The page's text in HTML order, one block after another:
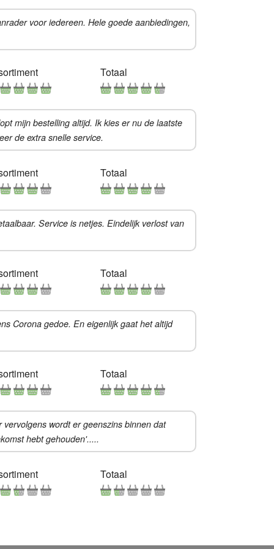
voor iedereen. Hele goede aanbiedingen,
Totaal
mijn bestelling altijd. Ik kies er nu de laatste
de extra snelle service.
Totaal
Service is netjes. Eindelijk verlost van
Totaal
Corona gedoe. En eigenlijk gaat het altijd
Totaal
wordt er geenszins binnen dat
hebt gehouden'.....
Totaal